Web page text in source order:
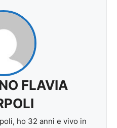
FLAVIA
ho 32 anni e vivo in